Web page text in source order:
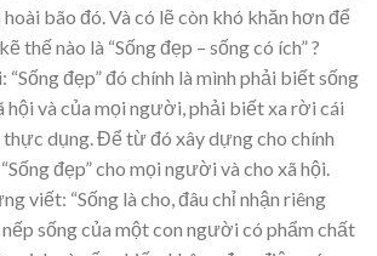
bão đó. Và có lẽ còn khó khăn hơn để
thế nào là “Sống đẹp – sống có ích” ?
“Sống đẹp” đó chính là mình phải biết sống
hội và của mọi người, phải biết xa rời cái
thực dụng. Để từ đó xây dựng cho chính
đẹp” cho mọi người và cho xã hội.
viết: “Sống là cho, đâu chỉ nhận riêng
nếp sống của một con người có phẩm chất